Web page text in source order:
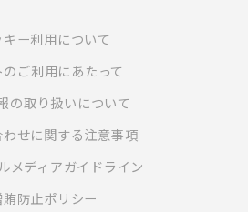
キー利用について
ご利用にあたって
の取り扱いについて
わせに関する注意事項
メディアガイドライン
賄防止ポリシー